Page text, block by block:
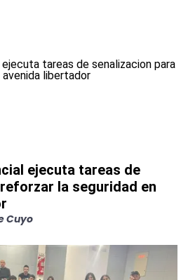
ejecuta tareas de
la seguridad en
Cuyo